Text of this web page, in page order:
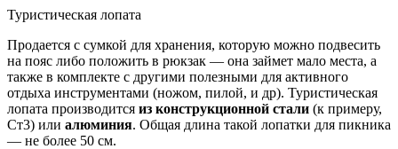
Туристическая лопата
Продается с сумкой для хранения, которую можно подвесить
на пояс либо положить в рюкзак — она займет мало места, а
также в комплекте с другими полезными для активного
отдыха инструментами (ножом, пилой, и др). Туристическая
лопата производится из конструкционной стали (к примеру,
Ст3) или алюминия. Общая длина такой лопатки для пикника
— не более 50 см.